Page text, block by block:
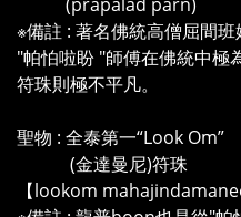
※備註 : 著名佛統高僧屈間
"帕怕啦盼 "師傅在佛統中極
符珠則極不平凡。
聖物 : 全泰第一“Look Om”
(金達曼尼)符珠
【lookom